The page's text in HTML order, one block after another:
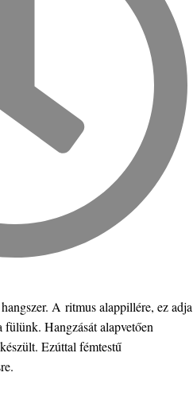
A ritmus alappillére, ez adja
Hangzását alapvetően
Ezúttal fémtestű